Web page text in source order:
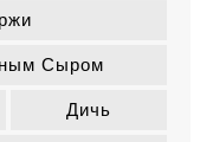
Сыром
Дичь